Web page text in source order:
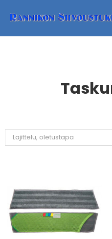
Lajittelu, oletustapa